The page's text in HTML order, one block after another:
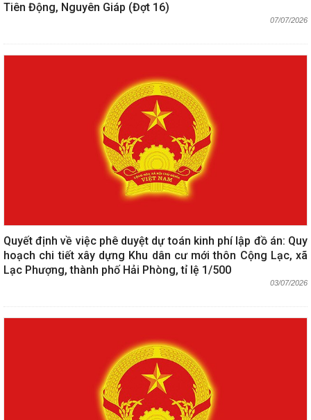
Tiên Động, Nguyên Giáp (Đợt 16)
07/07/2026
Quyết định về việc phê duyệt dự toán kinh phí lập đồ án: Quy
hoạch chi tiết xây dựng Khu dân cư mới thôn Cộng Lạc, xã
Lạc Phượng, thành phố Hải Phòng, tỉ lệ 1/500
03/07/2026